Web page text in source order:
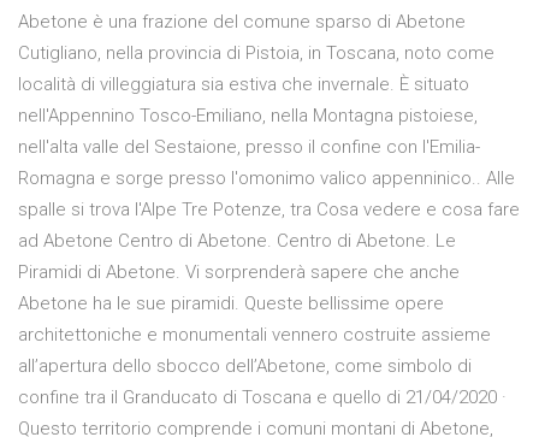
Abetone è una frazione del comune sparso di Abetone
Cutigliano, nella provincia di Pistoia, in Toscana, noto come
località di villeggiatura sia estiva che invernale. È situato
nell'Appennino Tosco-Emiliano, nella Montagna pistoiese,
nell'alta valle del Sestaione, presso il confine con l'Emilia-
Romagna e sorge presso l'omonimo valico appenninico.. Alle
spalle si trova l'Alpe Tre Potenze, tra Cosa vedere e cosa fare
ad Abetone Centro di Abetone. Centro di Abetone. Le
Piramidi di Abetone. Vi sorprenderà sapere che anche
Abetone ha le sue piramidi. Queste bellissime opere
architettoniche e monumentali vennero costruite assieme
all’apertura dello sbocco dell’Abetone, come simbolo di
confine tra il Granducato di Toscana e quello di 21/04/2020 ·
Questo territorio comprende i comuni montani di Abetone,